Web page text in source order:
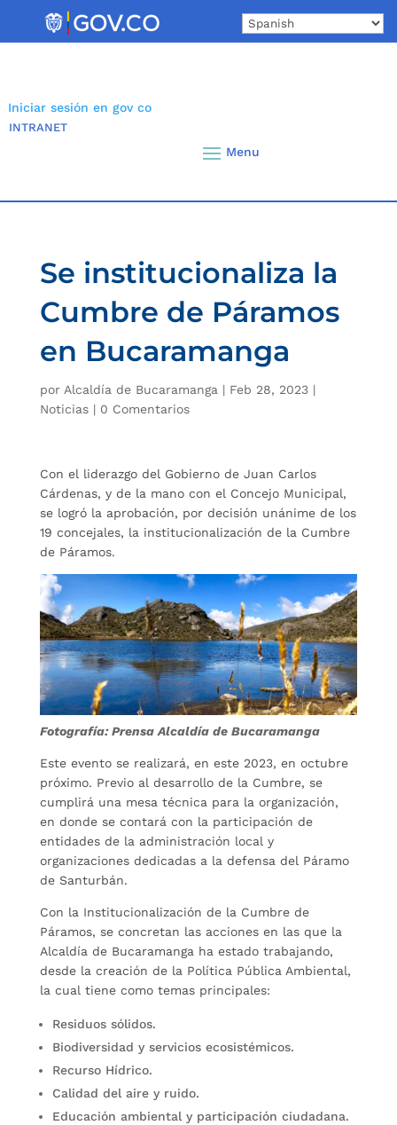
Iniciar sesión en gov co
INTRANET
Se institucionaliza la
Cumbre de Páramos
en Bucaramanga
por Alcaldía de Bucaramanga | Feb 28, 2023|
Noticias| 0 Comentarios
Con el liderazgo del Gobierno de Juan Carlos
Cárdenas, y de la mano con el Concejo Municipal,
se logró la aprobación, por decisión unánime de los
19 concejales, la institucionalización de la Cumbre
de Páramos.
Fotografía: Prensa Alcaldía de Bucaramanga
Este evento se realizará, en este 2023, en octubre
próximo. Previo al desarrollo de la Cumbre, se
cumplirá una mesa técnica para la organización,
en donde se contará con la participación de
entidades de la administración local y
organizaciones dedicadas a la defensa del Páramo
de Santurbán.
Con la Institucionalización de la Cumbre de
Páramos, se concretan las acciones en las que la
Alcaldía de Bucaramanga ha estado trabajando,
desde la creación de la Política Pública Ambiental,
la cual tiene como temas principales:
Residuos sólidos.
Biodiversidad y servicios ecosistémicos.
Recurso Hídrico.
Calidad del aire y ruido.
Educación ambiental y participación ciudadana.